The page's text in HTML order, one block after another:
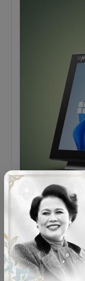
POS TERMINAL
SENOR V+5s
เครื่อง POS All-in-